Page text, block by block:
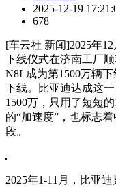
2025-12-19
678
[车云社 新闻]2025年
下线仪式在济南工厂
N8L成为第1500万辆
下线。比亚迪达成这
1500万，只用了短短
的“加速度”，也标志
段。
2025年1-11月，比亚